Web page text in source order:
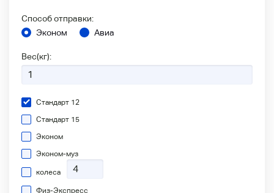
Способ отправки:
Эконом
Авиа
Вес(кг):
Стандарт 12
Стандарт 15
Эконом
Эконом-муз
колеса
Физ-Экспресс